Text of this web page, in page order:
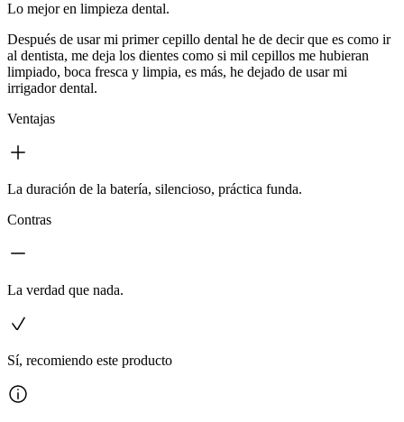
Lo mejor en limpieza dental.
Después de usar mi primer cepillo dental he de decir que es como ir
al dentista, me deja los dientes como si mil cepillos me hubieran
limpiado, boca fresca y limpia, es más, he dejado de usar mi
irrigador dental.
Ventajas
La duración de la batería, silencioso, práctica funda.
Contras
La verdad que nada.
Sí, recomiendo este producto